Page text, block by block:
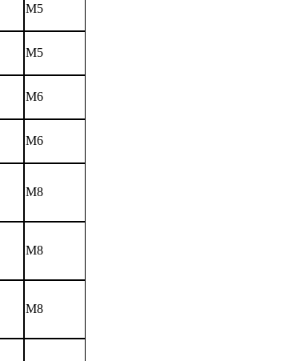
M5
M5
M6
M6
M8
M8
M8